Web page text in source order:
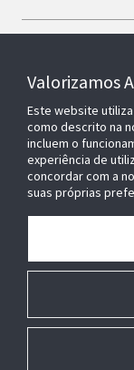
SOBRE NÓS
OPENBLUE
EDIFÍCIOS
Valorizamos
Este website
como descrito na
incluem o
experiência de
concordar com a
suas próprias